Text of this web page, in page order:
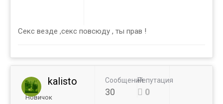
Секс везде ,секс повсюду , ты прав !
kalisto
Новичок
Сообщений
30
Репутация
0